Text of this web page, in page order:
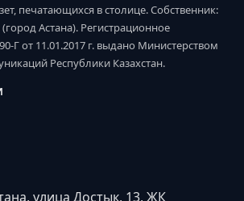
печатающихся в столице. Собственник:
Астана). Регистрационное
Г от 11.01.2017 г. выдано Министерством
Республики Казахстан.
улица Достык, 13, ЖК